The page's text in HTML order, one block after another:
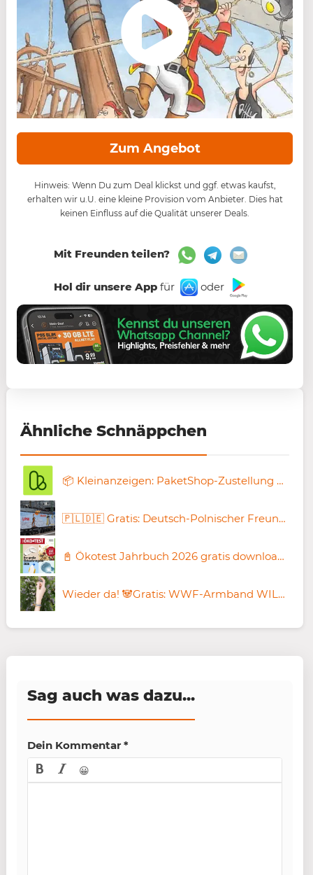
Zum Angebot
Hinweis: Wenn Du zum Deal klickst und ggf. etwas kaufst,
erhalten wir u.U. eine kleine Provision vom Anbieter. Dies hat
keinen Einfluss auf die Qualität unserer Deals.
Mit Freunden teilen?
Hol dir unsere Appfür oder
Ähnliche Schnäppchen
📦 Kleinanzeigen: PaketShop-Zustellung mit Hermes schon ab 0,49€
🇵🇱🇩🇪 Gratis: Deutsch-Polnischer Freundschaftspass 🧨 60.000 Bahntickets für junge Leute
📓 Ökotest Jahrbuch 2026 gratis downloaden
Wieder da! 🐼Gratis: WWF-Armband WILD ABOUT BIODIVERSITY
Sag auch was dazu...
Dein Kommentar *
😀